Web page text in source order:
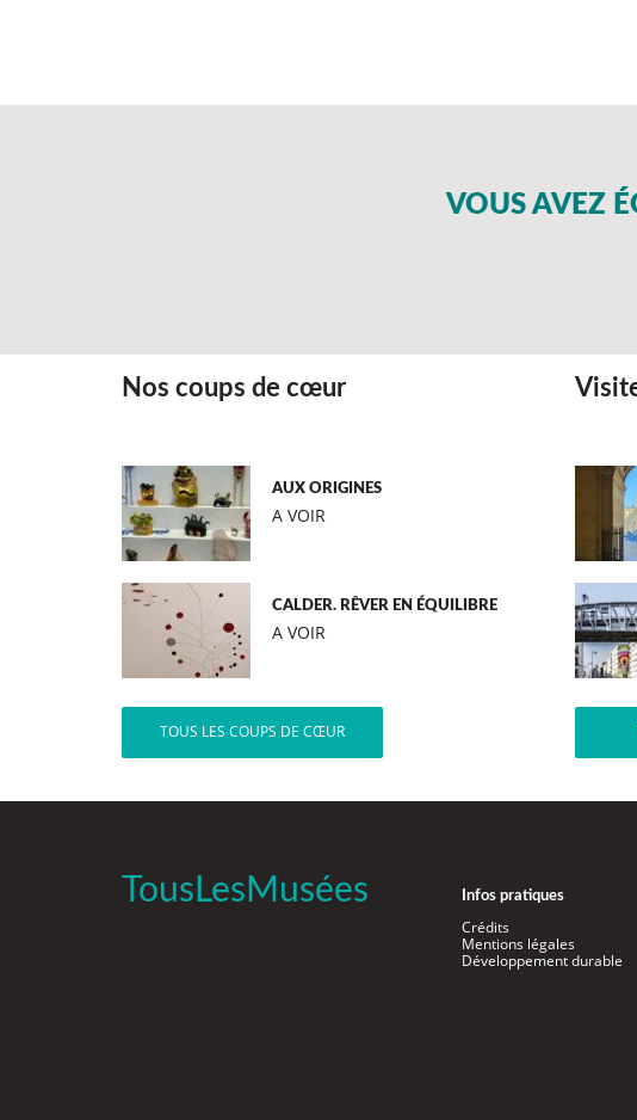
VOUS AVEZ
Nos coups de cœur
AUX ORIGINES
A VOIR
CALDER. RÊVER EN ÉQUILIBRE
A VOIR
TOUS LES COUPS DE CŒUR
TousLesMusées Infos pratiques
Crédits
Mentions légales
Développement durable